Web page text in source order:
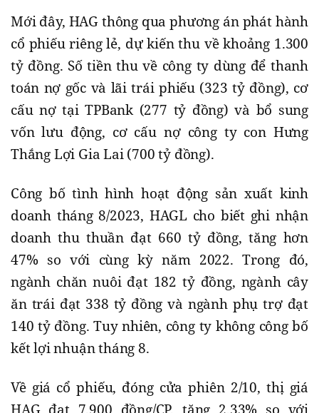
Mới đây, HAG thông qua phương án phát hành
cổ phiếu riêng lẻ, dự kiến thu về khoảng 1.300
tỷ đồng. Số tiền thu về công ty dùng để thanh
toán nợ gốc và lãi trái phiếu (323 tỷ đồng), cơ
cấu nợ tại TPBank (277 tỷ đồng) và bổ sung
vốn lưu động, cơ cấu nợ công ty con Hưng
Thắng Lợi Gia Lai (700 tỷ đồng).
Công bố tình hình hoạt động sản xuất kinh
doanh tháng 8/2023, HAGL cho biết ghi nhận
doanh thu thuần đạt 660 tỷ đồng, tăng hơn
47% so với cùng kỳ năm 2022. Trong đó,
ngành chăn nuôi đạt 182 tỷ đồng, ngành cây
ăn trái đạt 338 tỷ đồng và ngành phụ trợ đạt
140 tỷ đồng. Tuy nhiên, công ty không công bố
kết lợi nhuận tháng 8.
Về giá cổ phiếu, đóng cửa phiên 2/10, thị giá